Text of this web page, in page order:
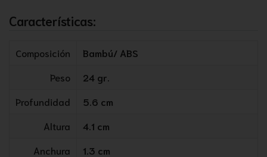
Características:
Composición
Bambú/ ABS
Peso
24 gr.
Profundidad
5.6 cm
Altura
4.1 cm
Anchura
1.3 cm